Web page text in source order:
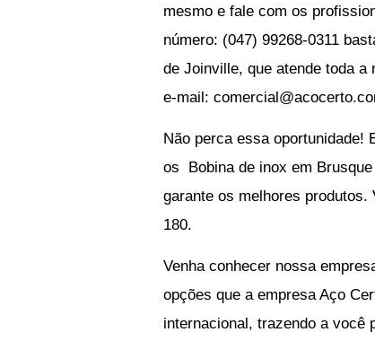
mesmo e fale com os
número: (047) 99268-0311
de Joinville, que atende toda
e-mail:
Não perca essa oportunidade!
os
Bobina de inox em Brusque
garante os melhores
180.
Venha conhecer nossa
opções que a empresa Aço
internacional, trazendo a você